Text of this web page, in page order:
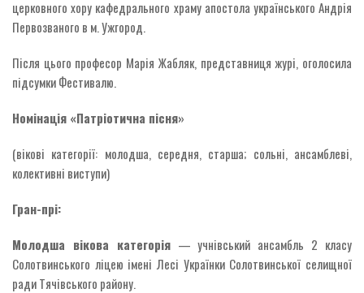
церковного хору кафедрального храму апостола українського Андрія
Первозваного в м. Ужгород.
Після цього професор Марія Жабляк, представниця журі, оголосила
підсумки Фестивалю.
Номінація «Патріотична пісня»
(вікові категорії: молодша, середня, старша; сольні, ансамблеві,
колективні виступи)
Гран-прі:
Молодша вікова категорія— учнівський ансамбль 2 класу
Солотвинського ліцею імені Лесі Українки Солотвинської селищної
ради Тячівського району.